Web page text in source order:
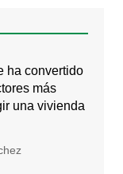
ha convertido
más
una vivienda